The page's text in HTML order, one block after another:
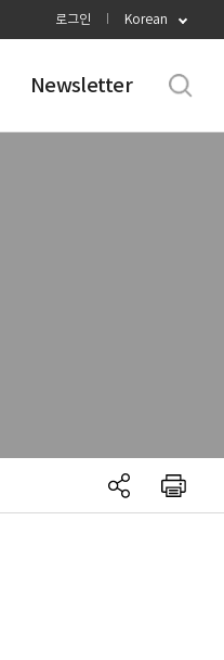
로그인 Korean
Newsletter